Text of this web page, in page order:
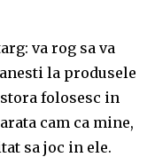
va rog sa va
la produsele
folosesc in
cam ca mine,
sa joc in ele.